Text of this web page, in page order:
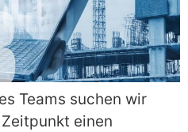
Teams suchen wir
einen